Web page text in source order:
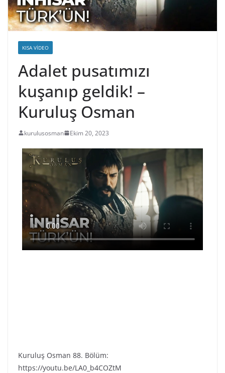
KISA VIDEO
Adalet pusatımızı
kuşanıp geldik! –
Kuruluş Osman
kurulusosman Ekim 20, 2023
Kuruluş Osman 88. Bölüm:
https://youtu.be/LA0_b4COZtM